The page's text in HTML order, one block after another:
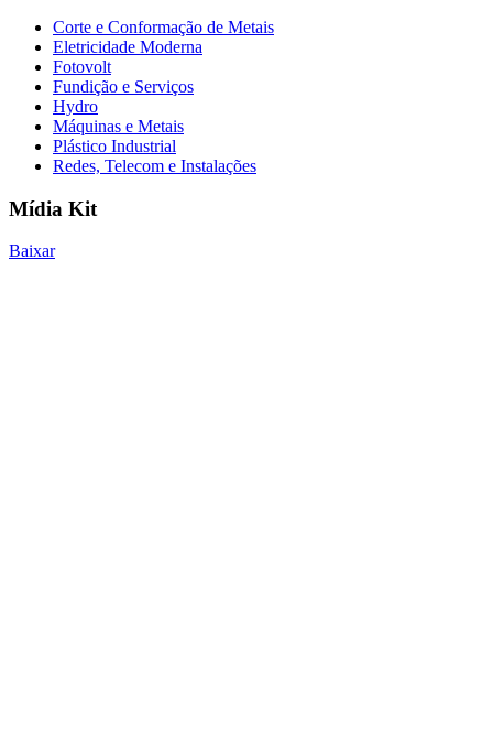
Corte e Conformação de Metais
Eletricidade Moderna
Fotovolt
Fundição e Serviços
Hydro
Máquinas e Metais
Plástico Industrial
Redes, Telecom e Instalações
Mídia Kit
Baixar